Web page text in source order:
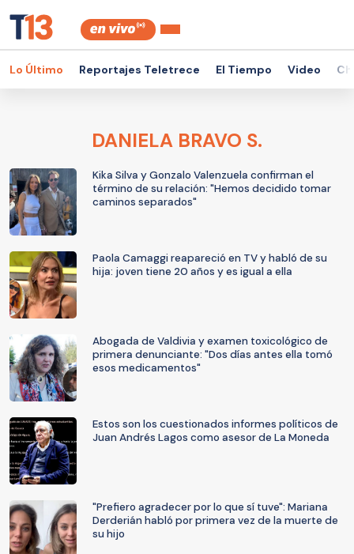
Lo Último Reportajes Teletrece El Tiempo Video
DANIELA BRAVO S.
Kika Silva y Gonzalo Valenzuela confirman el
término de su relación: "Hemos decidido tomar
caminos separados"
Paola Camaggi reapareció en TV y habló de su
hija: joven tiene 20 años y es igual a ella
Abogada de Valdivia y examen toxicológico de
primera denunciante: "Dos días antes ella tomó
esos medicamentos"
Estos son los cuestionados informes políticos de
Juan Andrés Lagos como asesor de La Moneda
"Prefiero agradecer por lo que sí tuve": Mariana
Derderián habló por primera vez de la muerte de
su hijo